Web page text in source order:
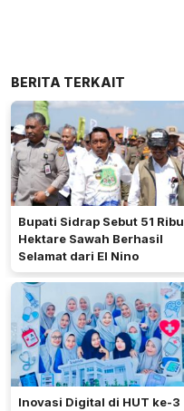
BERITA TERKAIT
Bupati Sidrap Sebut 51 Ribu
Hektare Sawah Berhasil
Selamat dari El Nino
Inovasi Digital di HUT ke-3